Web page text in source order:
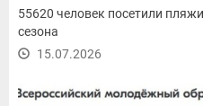
55620 человек посетили
сезона
15.07.2026